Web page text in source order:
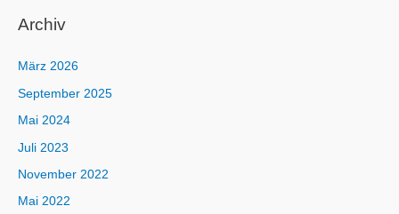
Archiv
März 2026
September 2025
Mai 2024
Juli 2023
November 2022
Mai 2022